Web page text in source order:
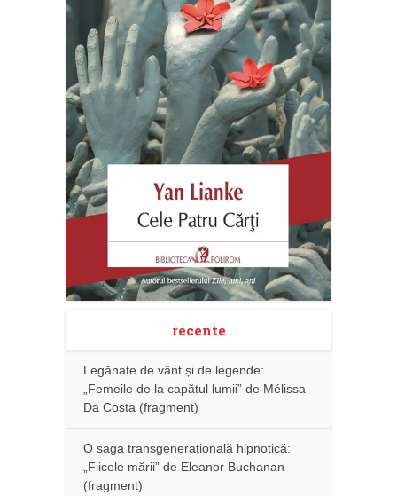
recente
Legănate de vânt și de legende:
„Femeile de la capătul lumii” de Mélissa
Da Costa (fragment)
O saga transgenerațională hipnotică:
„Fiicele mării” de Eleanor Buchanan
(fragment)